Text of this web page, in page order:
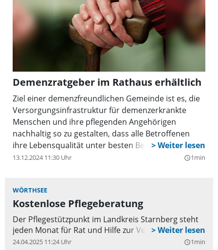
Demenzratgeber im Rathaus erhältlich
Ziel einer demenzfreundlichen Gemeinde ist es, die
Versorgungsinfrastruktur für demenzerkrankte
Menschen und ihre pflegenden Angehörigen
nachhaltig so zu gestalten, dass alle Betroffenen
ihre Lebensqualität unter besten Bedingungen und
so lange wie möglich aufrechterhalten können. Dazu
13.12.2024 11:30 Uhr query_builder1min
WÖRTHSEE
Kostenlose Pflegeberatung
Der Pflegestützpunkt im Landkreis Starnberg steht
jeden Monat für Rat und Hilfe zur Verfügung.
24.04.2025 11:24 Uhr query_builder1min